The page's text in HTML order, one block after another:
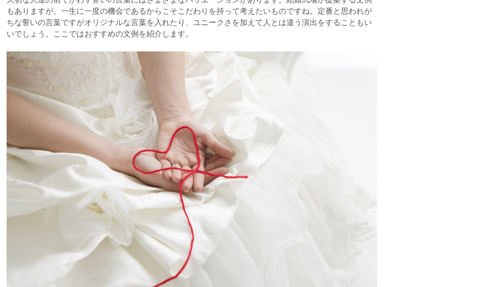
もありますが、一生に一度の機会であるからこそこだわりを持って考えたいものですね。定番と思われが
ちな誓いの言葉ですがオリジナルな言葉を入れたり、ユニークさを加えて人とは違う演出をすることもい
いでしょう。ここではおすすめの文例を紹介します。